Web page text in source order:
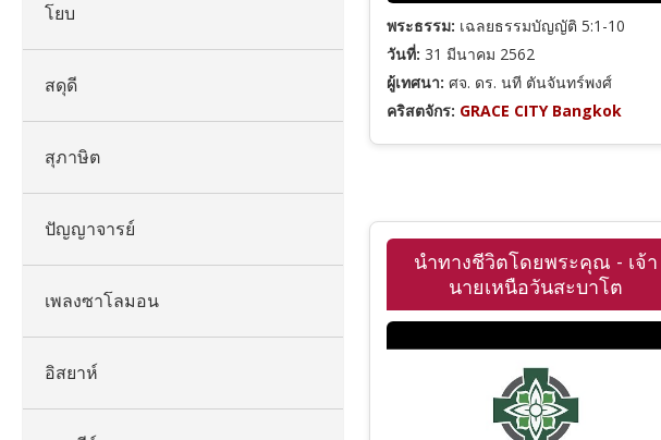
โยบ
สดุดี
สุภาษิต
ปัญญาจารย์
เพลงซาโลมอน
อิสยาห์
พระธรรม: เฉลยธรรมบัญญัติ 5:1-10
วันที่: 31 มีนาคม 2562
ผู้เทศนา: ศจ. ดร. นที ตันจันทร์พงศ์
คริสตจักร: GRACE CITY Bangkok
นำทางชีวิตโดยพระคุณ - เจ้า
นายเหนือวันสะบาโต